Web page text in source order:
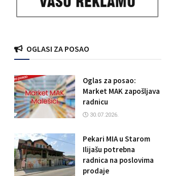
OGLASI ZA POSAO
Oglas za posao:
Market MAK zapošljava
radnicu
30.07.2026.
Pekari MIA u Starom
Ilijašu potrebna
radnica na poslovima
prodaje